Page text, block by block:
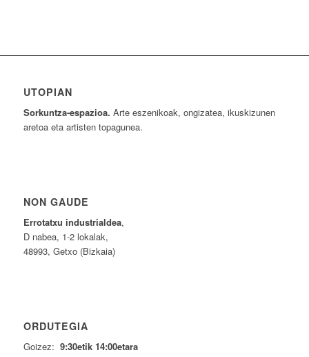
UTOPIAN
Sorkuntza-espazioa. Arte eszenikoak, ongizatea, ikuskizunen
aretoa eta artisten topagunea.
NON GAUDE
Errotatxu industrialdea,
D nabea, 1-2 lokalak,
48993, Getxo (Bizkaia)
ORDUTEGIA
Goizez: 9:30etik 14:00etara